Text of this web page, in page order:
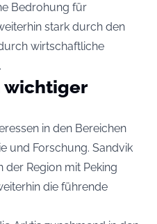
Bedrohung für
stark durch den
wirtschaftliche
wichtiger
in den Bereichen
und Forschung. Sandvik
der Region mit Peking
die führende